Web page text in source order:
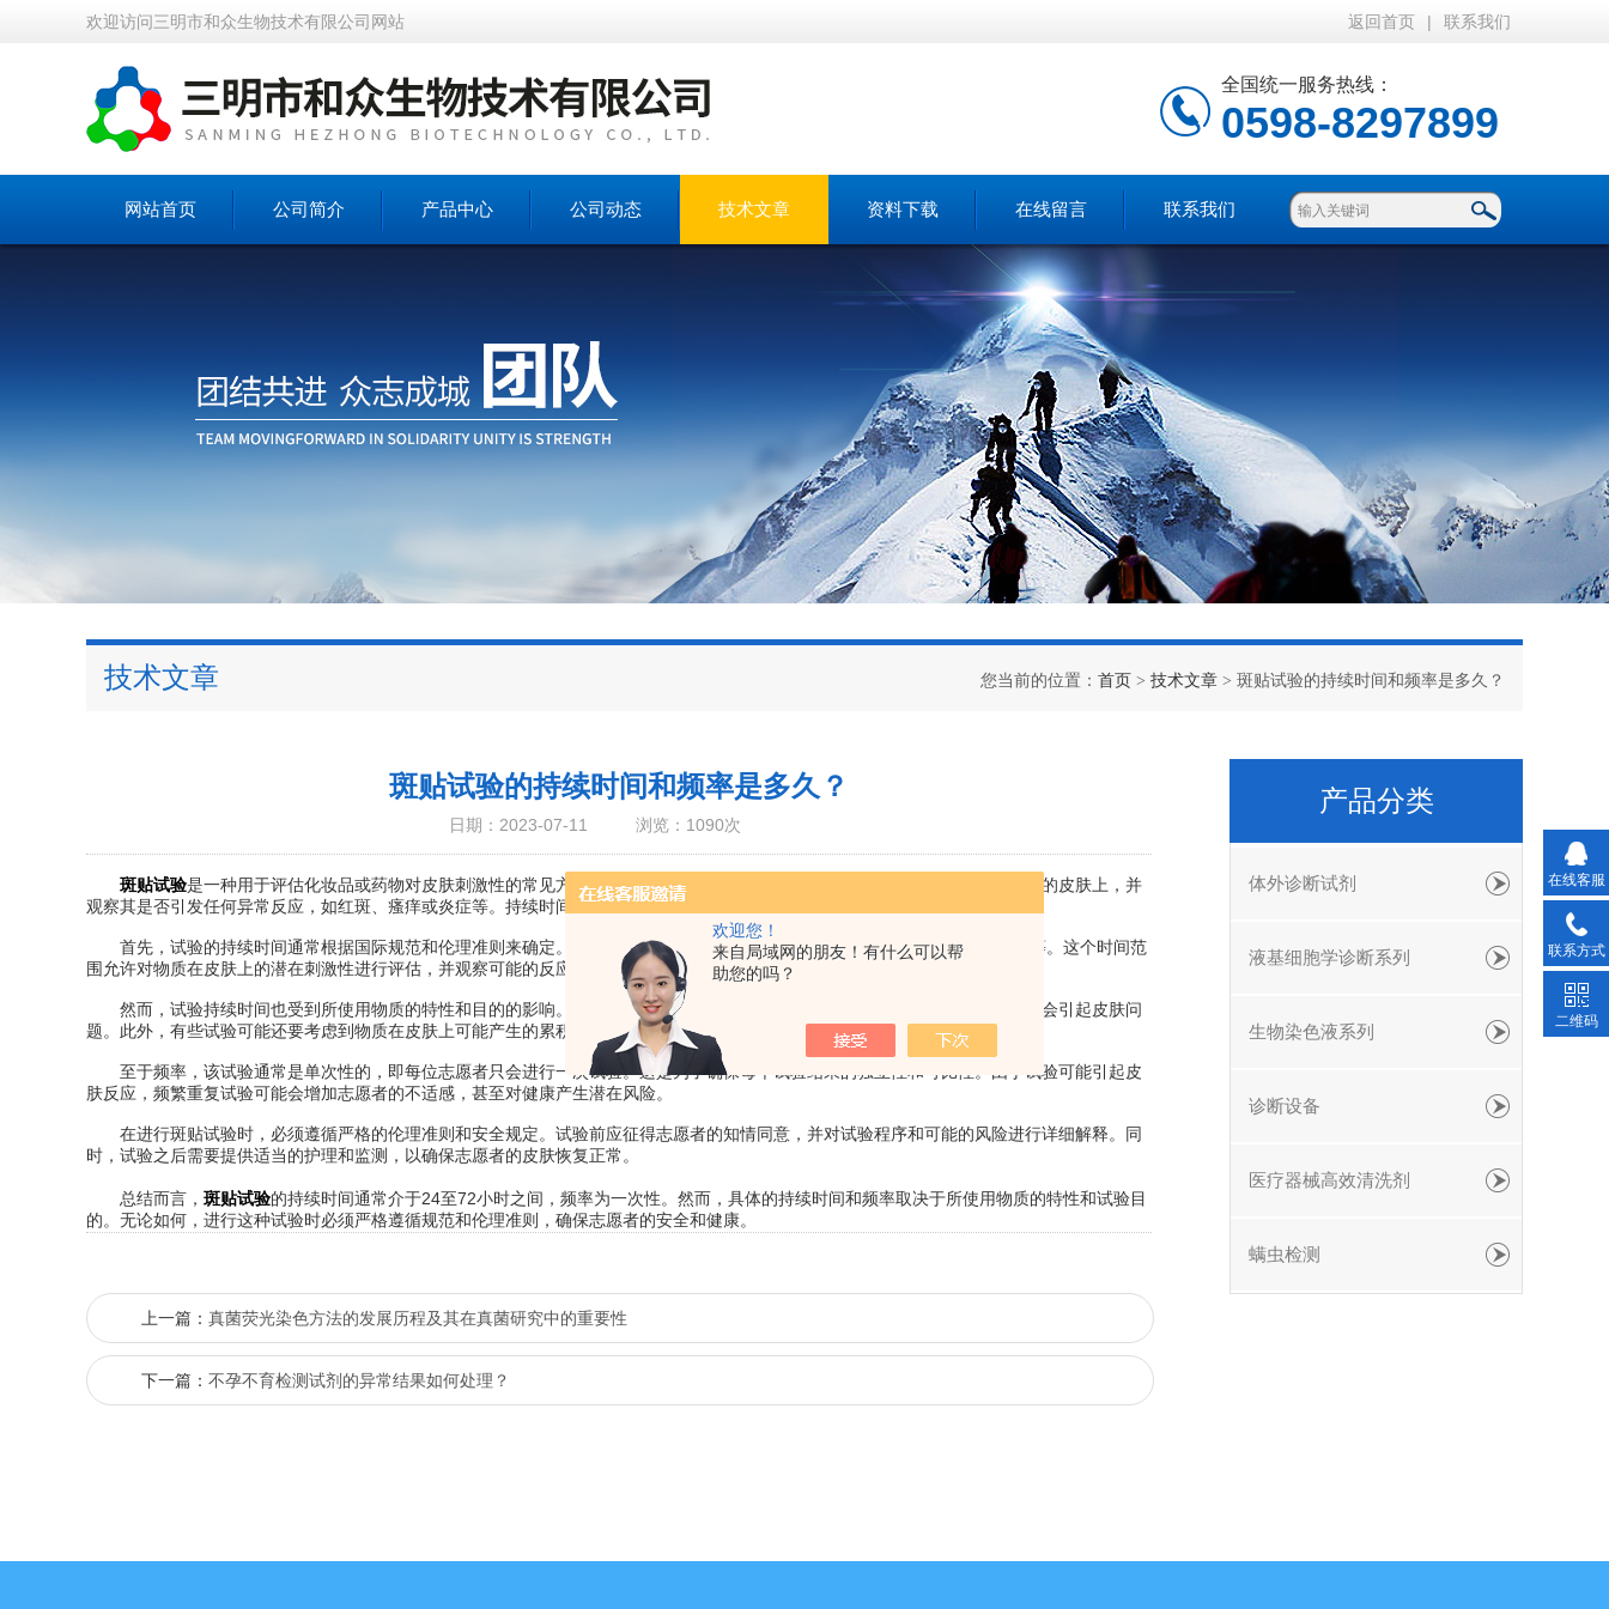
欢迎您！
来自局域网的朋友！有什么可以帮
助您的吗？
欢迎访问三明市和众生物技术有限公司网站 返回首页 | 联系我们
全国统一服务热线：
0598-8297899
网站首页 公司简介 产品中心 公司动态 技术文章 资料下载 在线留言 联系我们
技术文章 您当前的位置： 首页 > 技术文章 > 斑贴试验的持续时间和频率是多久？
斑贴试验的持续时间和频率是多久？
日期：2023-07-11 浏览：1090次
斑贴试验是一种用于评估化妆品或药物对皮肤刺激性的常见方法之一。进行这项试验时，贴有特定物质的贴片被粘贴在志愿者的皮肤上，并
观察其是否引发任何异常反应，如红斑、瘙痒或炎症等。持续时间和频率是决定该试验成功与否的重要因素。
首先，试验的持续时间通常根据国际规范和伦理准则来确定。一般来说，贴片通常会贴在志愿者的皮肤上持续24至72小时不等。这个时间范
围允许对物质在皮肤上的潜在刺激性进行评估，并观察可能的反应。
然而，试验持续时间也受到所使用物质的特性和目的的影响。某些试验可能需要更长的时间，以便评估物质在长期使用后是否会引起皮肤问
题。此外，有些试验可能还要考虑到物质在皮肤上可能产生的累积效应。
至于频率，该试验通常是单次性的，即每位志愿者只会进行一次试验。这是为了确保每个试验结果的独立性和可比性。由于试验可能引起皮
肤反应，频繁重复试验可能会增加志愿者的不适感，甚至对健康产生潜在风险。
在进行斑贴试验时，必须遵循严格的伦理准则和安全规定。试验前应征得志愿者的知情同意，并对试验程序和可能的风险进行详细解释。同
时，试验之后需要提供适当的护理和监测，以确保志愿者的皮肤恢复正常。
总结而言， 斑贴试验的持续时间通常介于24至72小时之间，频率为一次性。然而，具体的持续时间和频率取决于所使用物质的特性和试验目
的。无论如何，进行这种试验时必须严格遵循规范和伦理准则，确保志愿者的安全和健康。
上一篇： 真菌荧光染色方法的发展历程及其在真菌研究中的重要性
下一篇： 不孕不育检测试剂的异常结果如何处理？
产品分类
体外诊断试剂
液基细胞学诊断系列
生物染色液系列
诊断设备
医疗器械高效清洗剂
螨虫检测
在线客服
联系方式
二维码